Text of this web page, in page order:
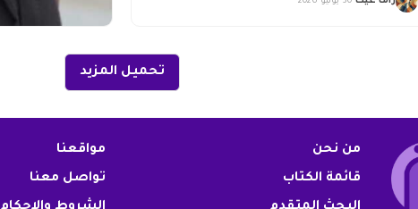
تحميل المزيد
من نحن
قائمة الكتاب
مواقعنا
تواصل معنا